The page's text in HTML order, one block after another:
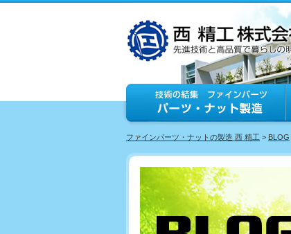
ファインパーツ・ナットの製造 西 精工 > BLOG